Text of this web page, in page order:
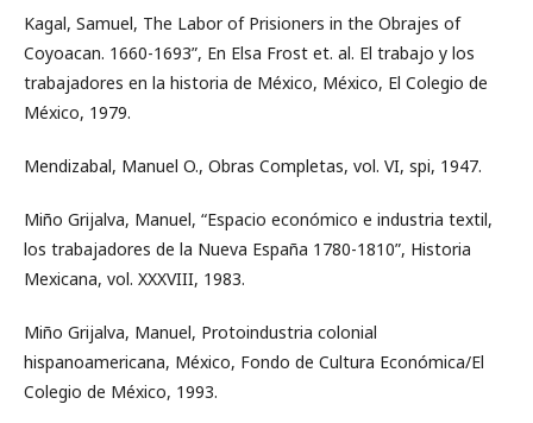
Kagal, Samuel, The Labor of Prisioners in the Obrajes of
Coyoacan. 1660-1693”, En Elsa Frost et. al. El trabajo y los
trabajadores en la historia de México, México, El Colegio de
México, 1979.
Mendizabal, Manuel O., Obras Completas, vol. VI, spi, 1947.
Miño Grijalva, Manuel, “Espacio económico e industria textil,
los trabajadores de la Nueva España 1780-1810”, Historia
Mexicana, vol. XXXVIII, 1983.
Miño Grijalva, Manuel, Protoindustria colonial
hispanoamericana, México, Fondo de Cultura Económica/El
Colegio de México, 1993.